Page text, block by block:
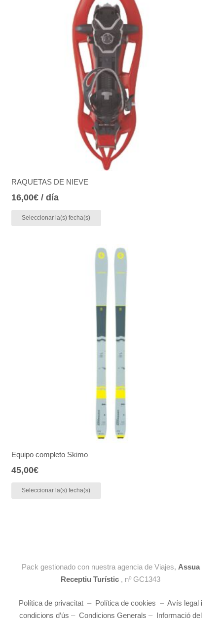
RAQUETAS DE NIEVE
16,00€/ día
Seleccionar la(s) fecha(s)
Equipo completo Skimo
45,00€
Seleccionar la(s) fecha(s)
Pack gestionado con nuestra agencia de Viajes, Assua
Receptiu Turístic , nº GC1343
Política de privacitat – Política de cookies – Avís legal i
condicions d’ús – Condicions Generals – Informació del